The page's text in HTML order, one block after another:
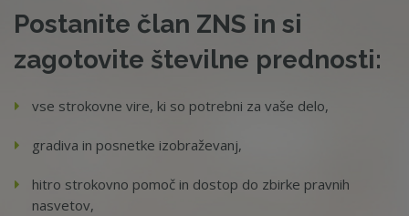
Postanite član ZNS in si
zagotovite številne prednosti:
vse strokovne vire, ki so potrebni za vaše delo,
gradiva in posnetke izobraževanj,
hitro strokovno pomoč in dostop do zbirke pravnih
nasvetov,